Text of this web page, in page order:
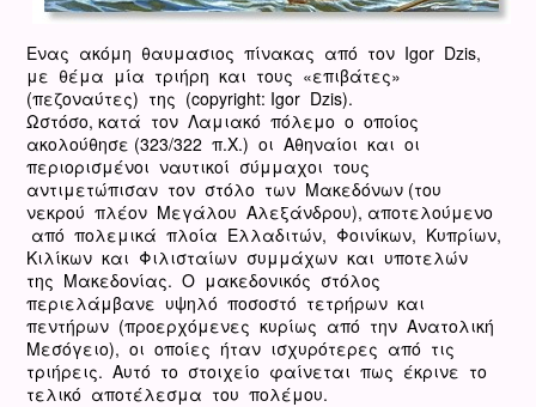
Ενας ακόμη θαυμασιος πίνακας από τον Igor Dzis,
με θέμα μία τριήρη και τους «επιβάτες»
(πεζοναύτες) της (copyright: Igor Dzis).
Ωστόσο, κατά τον Λαμιακό πόλεμο ο οποίος
ακολούθησε (323/322 π.Χ.) οι Αθηναίοι και οι
περιορισμένοι ναυτικοί σύμμαχοι τους
αντιμετώπισαν τον στόλο των Μακεδόνων (του
νεκρού πλέον Μεγάλου Αλεξάνδρου), αποτελούμενο
από πολεμικά πλοία Ελλαδιτών, Φοινίκων, Κυπρίων,
Κιλίκων και Φιλισταίων συμμάχων και υποτελών
της Μακεδονίας. Ο μακεδονικός στόλος
περιελάμβανε υψηλό ποσοστό τετρήρων και
πεντήρων (προερχόμενες κυρίως από την Ανατολική
Μεσόγειο), οι οποίες ήταν ισχυρότερες από τις
τριήρεις. Αυτό το στοιχείο φαίνεται πως έκρινε το
τελικό αποτέλεσμα του πολέμου.